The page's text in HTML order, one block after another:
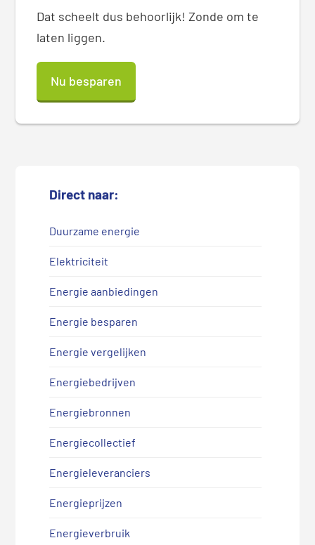
Dat scheelt dus behoorlijk! Zonde om te
laten liggen.
Nu besparen
Direct naar:
Duurzame energie
Elektriciteit
Energie aanbiedingen
Energie besparen
Energie vergelijken
Energiebedrijven
Energiebronnen
Energiecollectief
Energieleveranciers
Energieprijzen
Energieverbruik